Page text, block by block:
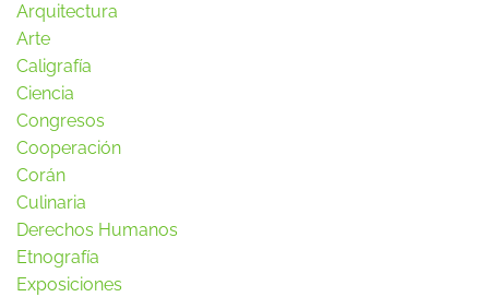
Arquitectura
Arte
Caligrafía
Ciencia
Congresos
Cooperación
Corán
Culinaria
Derechos Humanos
Etnografía
Exposiciones